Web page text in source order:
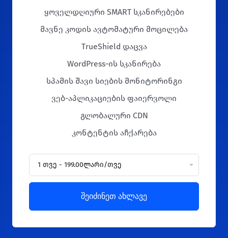
ყოველდღიური SMART სკანირებები
მავნე კოდის ავტომატური მოცილება
TrueShield დაცვა
WordPress-ის სკანირება
სპამის შავი სიების მონიტორინგი
ვებ-აპლიკაციების ფაიერვოლი
გლობალური CDN
კონტენტის აჩქარება
შეიძინეთ ახლავე